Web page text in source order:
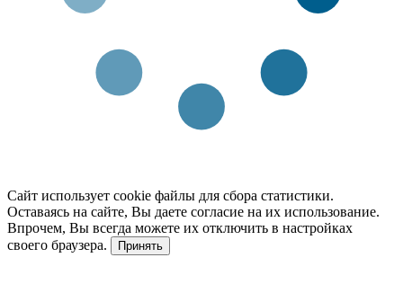
Сайт использует cookie файлы для сбора статистики.
Оставаясь на сайте, Вы даете согласие на их использование.
Впрочем, Вы всегда можете их отключить в настройках
своего браузера.
Принять